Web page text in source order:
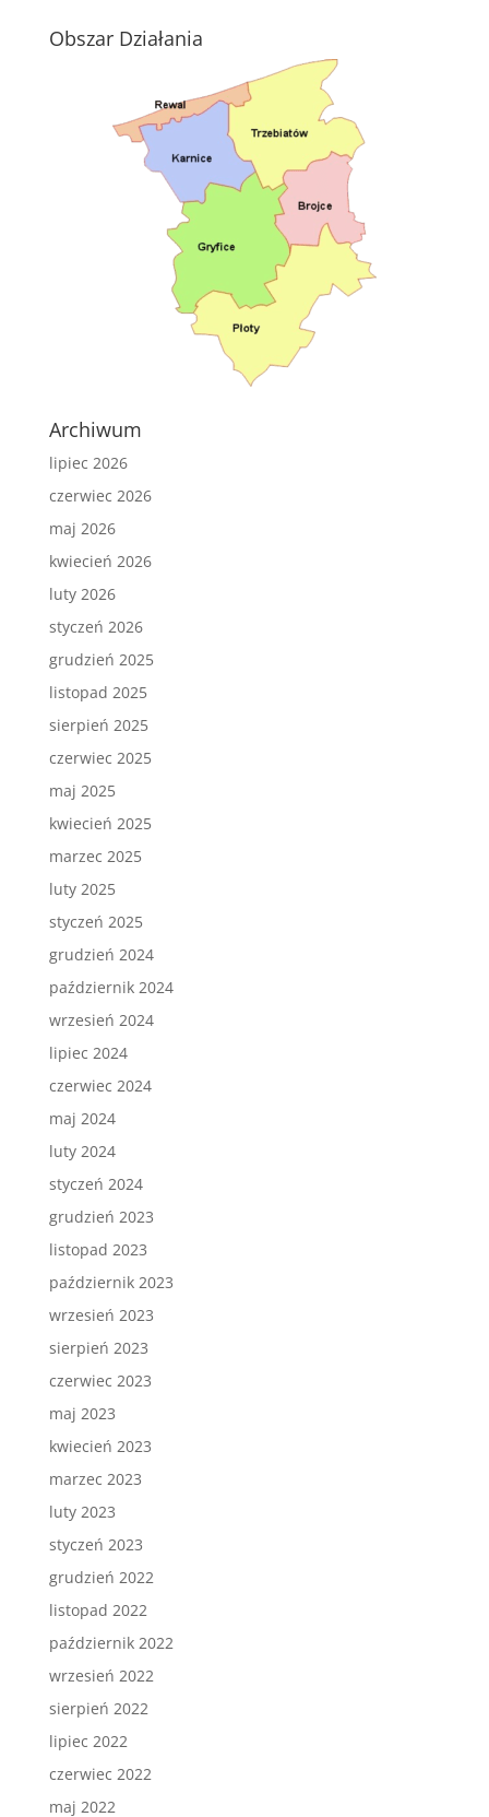
Obszar Działania
Archiwum
lipiec 2026
czerwiec 2026
maj 2026
kwiecień 2026
luty 2026
styczeń 2026
grudzień 2025
listopad 2025
sierpień 2025
czerwiec 2025
maj 2025
kwiecień 2025
marzec 2025
luty 2025
styczeń 2025
grudzień 2024
październik 2024
wrzesień 2024
lipiec 2024
czerwiec 2024
maj 2024
luty 2024
styczeń 2024
grudzień 2023
listopad 2023
październik 2023
wrzesień 2023
sierpień 2023
czerwiec 2023
maj 2023
kwiecień 2023
marzec 2023
luty 2023
styczeń 2023
grudzień 2022
listopad 2022
październik 2022
wrzesień 2022
sierpień 2022
lipiec 2022
czerwiec 2022
maj 2022